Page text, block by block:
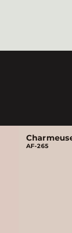
AF-265